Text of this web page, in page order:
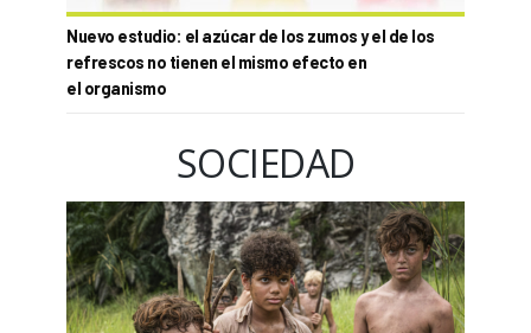
Nuevo estudio: el azúcar de los zumos y el de los
refrescos no tienen el mismo efecto en
el organismo
SOCIEDAD